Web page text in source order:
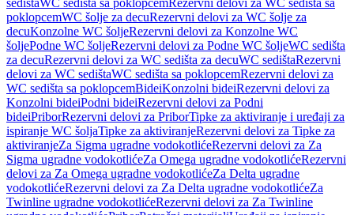
sedištaWC sedišta sa poklopcemRezervni delovi za WC sedišta sa
poklopcemWC šolje za decuRezervni delovi za WC šolje za
decuKonzolne WC šoljeRezervni delovi za Konzolne WC
šoljePodne WC šoljeRezervni delovi za Podne WC šoljeWC sedišta
za decuRezervni delovi za WC sedišta za decuWC sedištaRezervni
delovi za WC sedištaWC sedišta sa poklopcemRezervni delovi za
WC sedišta sa poklopcemBideiKonzolni bideiRezervni delovi za
Konzolni bideiPodni bideiRezervni delovi za Podni
bideiPriborRezervni delovi za PriborTipke za aktiviranje i uređaji za
ispiranje WC šoljaTipke za aktiviranjeRezervni delovi za Tipke za
aktiviranjeZa Sigma ugradne vodokotlićeRezervni delovi za Za
Sigma ugradne vodokotlićeZa Omega ugradne vodokotlićeRezervni
delovi za Za Omega ugradne vodokotlićeZa Delta ugradne
vodokotlićeRezervni delovi za Za Delta ugradne vodokotlićeZa
Twinline ugradne vodokotlićeRezervni delovi za Za Twinline